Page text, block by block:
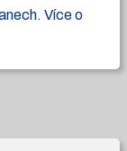
Více o